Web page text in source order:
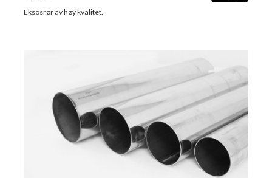
Eksosrør av høy kvalitet.